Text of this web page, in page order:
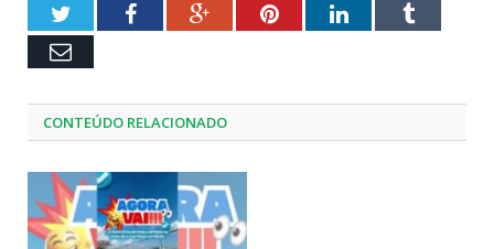
TwitterFacebookGoogle+PinterestLinkedInTumblr
Email
CONTEÚDO RELACIONADO